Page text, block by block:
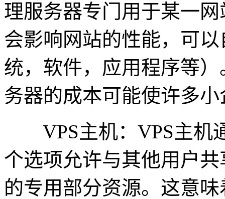
理服务器专门用于某一
会影响网站的性能，可
统，软件，应用程序等
务器的成本可能使许多
VPS主机：VPS主机
个选项允许与其他用户
的专用部分资源。这意